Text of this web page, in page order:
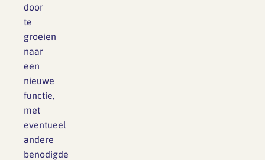
door
te
groeien
naar
een
nieuwe
functie,
met
eventueel
andere
benodigde